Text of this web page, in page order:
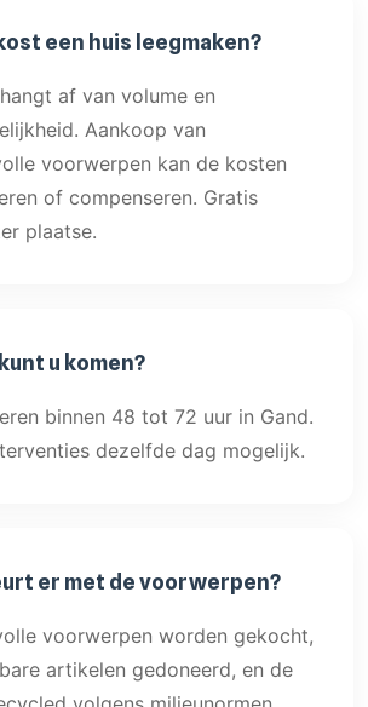
een huis leegmaken?
af van volume en
Aankoop van
voorwerpen kan de kosten
of compenseren. Gratis
plaatse.
u komen?
binnen 48 tot 72 uur in Gand.
dezelfde dag mogelijk.
er met de voorwerpen?
voorwerpen worden gekocht,
artikelen gedoneerd, en de